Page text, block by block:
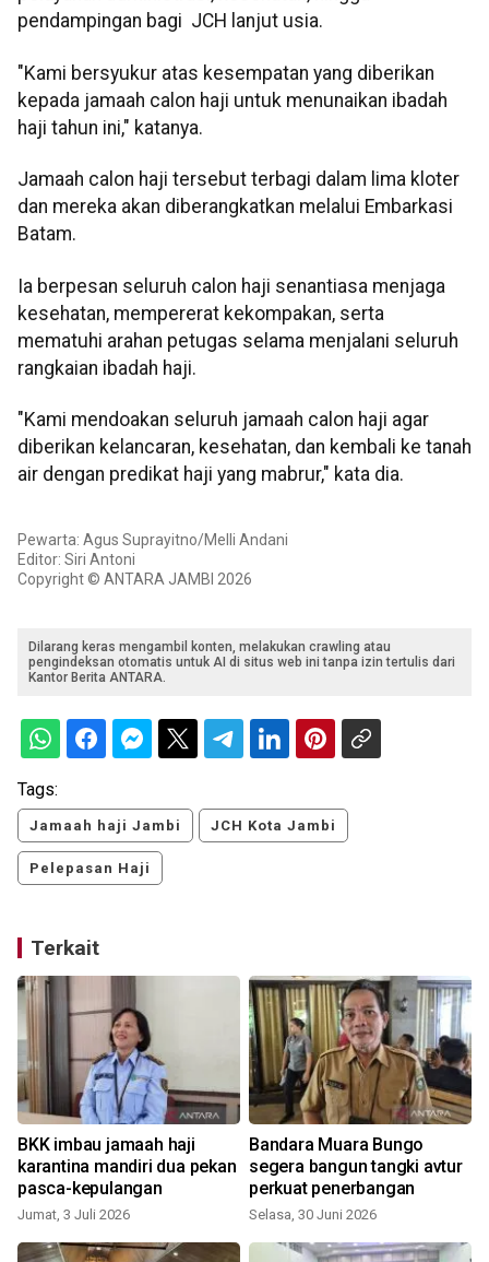
pendampingan bagi JCH lanjut usia.
"Kami bersyukur atas kesempatan yang diberikan
kepada jamaah calon haji untuk menunaikan ibadah
haji tahun ini," katanya.
Jamaah calon haji tersebut terbagi dalam lima kloter
dan mereka akan diberangkatkan melalui Embarkasi
Batam.
Ia berpesan seluruh calon haji senantiasa menjaga
kesehatan, mempererat kekompakan, serta
mematuhi arahan petugas selama menjalani seluruh
rangkaian ibadah haji.
"Kami mendoakan seluruh jamaah calon haji agar
diberikan kelancaran, kesehatan, dan kembali ke tanah
air dengan predikat haji yang mabrur," kata dia.
Pewarta: Agus Suprayitno/Melli Andani
Editor: Siri Antoni
Copyright © ANTARA JAMBI 2026
Dilarang keras mengambil konten, melakukan crawling atau
pengindeksan otomatis untuk AI di situs web ini tanpa izin tertulis dari
Kantor Berita ANTARA.
Tags:
Jamaah haji Jambi JCH Kota Jambi
Pelepasan Haji
Terkait
BKK imbau jamaah haji
karantina mandiri dua pekan
pasca-kepulangan
Jumat, 3 Juli 2026
Bandara Muara Bungo
segera bangun tangki avtur
perkuat penerbangan
Selasa, 30 Juni 2026